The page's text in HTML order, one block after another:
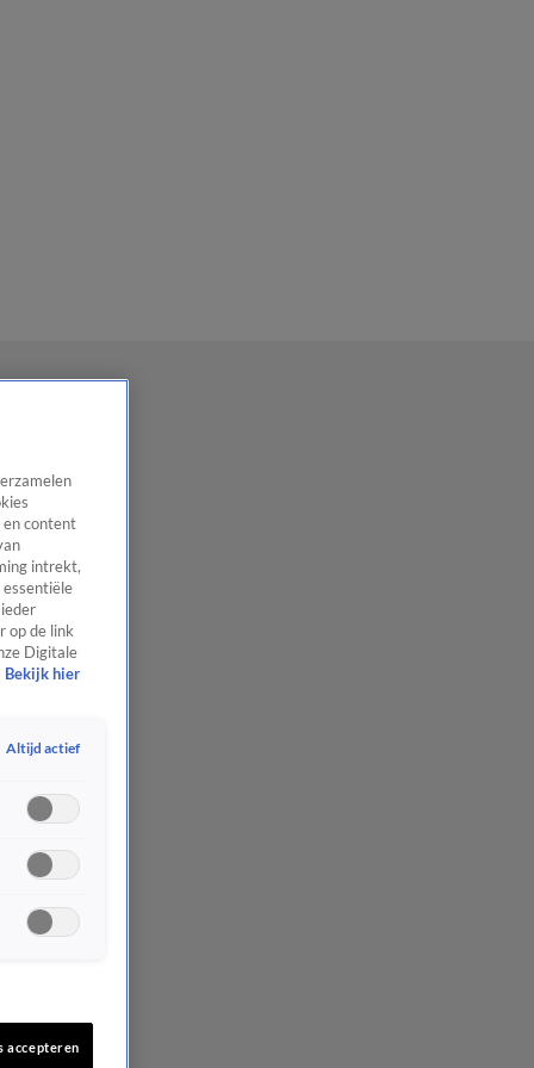
en content
intrekt,
op de link
Digitale
Bekijk hier
Altijd actief
accepteren